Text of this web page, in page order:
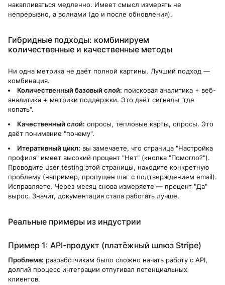
накапливаться медленно. Имеет смысл измерять не
непрерывно, а волнами (до и после обновления).
Гибридные подходы: комбинируем
количественные и качественные методы
Ни одна метрика не даёт полной картины. Лучший подход —
комбинация.
Количественный базовый слой: поисковая аналитика + веб-
аналитика + метрики поддержки. Это даёт сигналы "где
копать".
Качественный слой: опросы, тепловые карты, опросы. Это
даёт понимание "почему".
Итеративный цикл: вы замечаете, что страница "Настройка
профиля" имеет высокий процент "Нет" (кнопка "Помогло?").
Проводите user testing этой страницы, находите конкретную
проблему (например, пропущен шаг с подтверждением email).
Исправляете. Через месяц снова измеряете — процент "Да"
вырос. Значит, документация стала работать лучше.
Реальные примеры из индустрии
Пример 1: API-продукт (платёжный шлюз Stripe)
Проблема: разработчикам было сложно начать работу с API,
долгий процесс интеграции отпугивал потенциальных
клиентов.